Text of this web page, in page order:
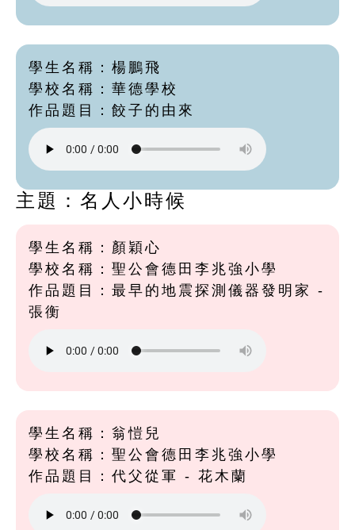
學生名稱：楊鵬飛
學校名稱：華德學校
作品題目：餃子的由來
主題：名人小時候
學生名稱：顏穎心
學校名稱：聖公會德田李兆強小學
作品題目：最早的地震探測儀器發明家 -
張衡
學生名稱：翁愷兒
學校名稱：聖公會德田李兆強小學
作品題目：代父從軍 - 花木蘭